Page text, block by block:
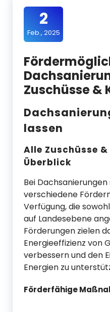
2
Feb., 2025
Zuschüsse &
lassen
Alle Zuschüsse
Überblick
Bei
verschiedene
Verfügung, die
auf Landesebene
Förderungen zielen
Energieeffizienz von
verbessern und den
Energien zu
Förderfähige